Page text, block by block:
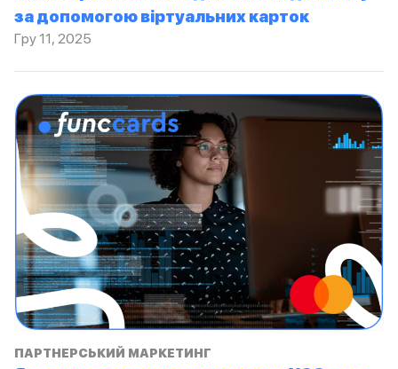
за допомогою віртуальних карток
Гру 11, 2025
ПАРТНЕРСЬКИЙ МАРКЕТИНГ